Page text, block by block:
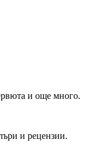
и още много.
и рецензии.